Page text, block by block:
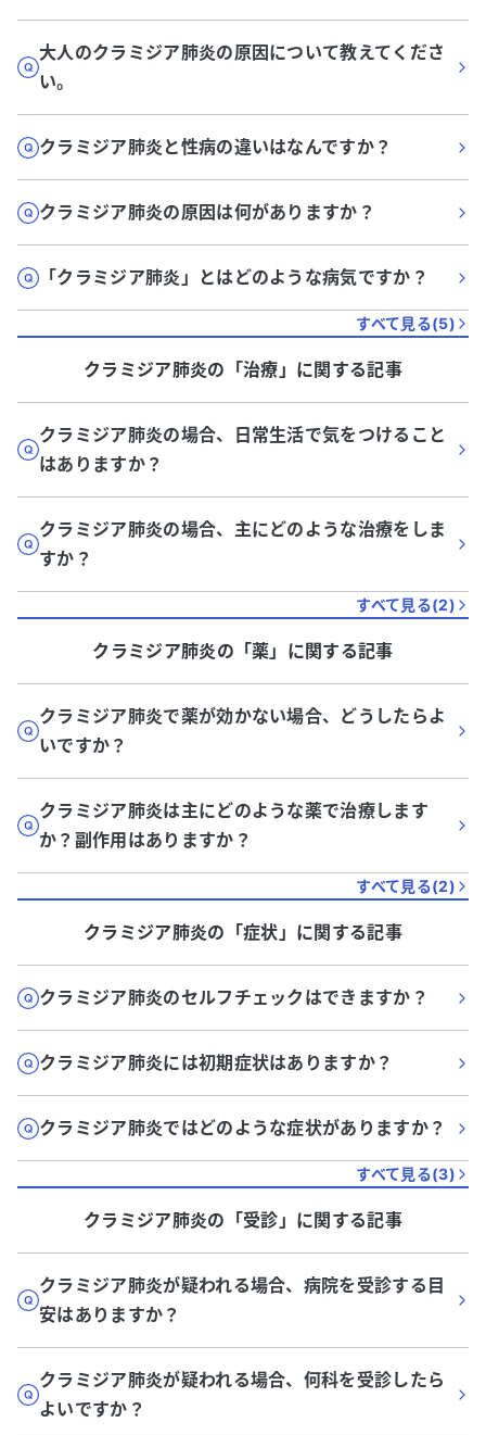
大人のクラミジア肺炎の原因について教えてくださ
い。
クラミジア肺炎と性病の違いはなんですか？
クラミジア肺炎の原因は何がありますか？
「クラミジア肺炎」とはどのような病気ですか？
すべて見る(5)
クラミジア肺炎の「治療 」に関する記事
クラミジア肺炎の場合、日常生活で気をつけること
はありますか？
クラミジア肺炎の場合、主にどのような治療をしま
すか？
すべて見る(2)
クラミジア肺炎の「薬」に関する記事
クラミジア肺炎で薬が効かない場合、どうしたらよ
いですか？
クラミジア肺炎は主にどのような薬で治療します
か？副作用はありますか？
すべて見る(2)
クラミジア肺炎の「症状 」に関する記事
クラミジア肺炎のセルフチェックはできますか？
クラミジア肺炎には初期症状はありますか？
クラミジア肺炎ではどのような症状がありますか？
すべて見る(3)
クラミジア肺炎の「受診 」に関する記事
クラミジア肺炎が疑われる場合、病院を受診する目
安はありますか？
クラミジア肺炎が疑われる場合、何科を受診したら
よいですか？